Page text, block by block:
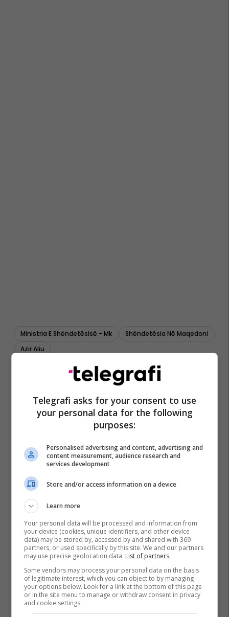
Ministria E Shëndetësisë - Mk
Shëndetësia Në Maqedoni
Azir Aliu
Telegrafi asks for your consent to use
your personal data for the following
purposes:
Personalised advertising and content, advertising and
content measurement, audience research and
services development
Store and/or access information on a device
Learn more
Your personal data will be processed and information from
your device (cookies, unique identifiers, and other device
data) may be stored by, accessed by and shared with 369
partners, or used specifically by this site. We and our partners
may use precise geolocation data. List of partners.
Some vendors may process your personal data on the basis
of legitimate interest, which you can object to by managing
your options below. Look for a link at the bottom of this page
or in the site menu to manage or withdraw consent in privacy
and cookie settings.